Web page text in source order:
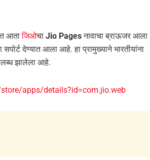
आताजिओचा Jio Pagesनावाचा ब्राऊजर आला
देण्यात आला आहे. हा प्रामुख्याने भारतीयांना
झालेला आहे.
apps/details?id=com.jio.web